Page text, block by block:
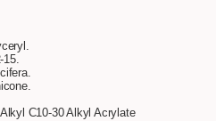
C10-30 Alkyl Acrylate